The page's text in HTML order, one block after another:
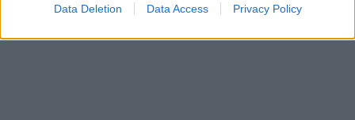
Data Deletion Data Access Privacy Policy
ΕΛΛΑΔΑ